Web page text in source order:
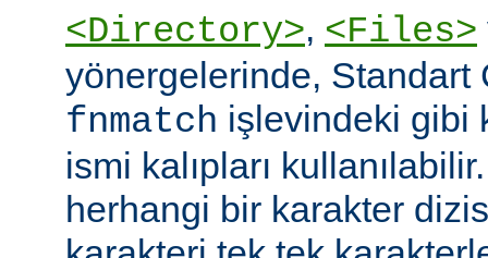
<Directory>, <Files>
yönergelerinde, Standart
fnmatch işlevindeki gibi
ismi kalıpları
herhangi bir karakter